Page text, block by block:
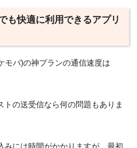
も快適に利用できるアプリ
モバ)の神プランの通信速度は
トの送受信なら何の問題もありま
みには時間がかかりますが、最初